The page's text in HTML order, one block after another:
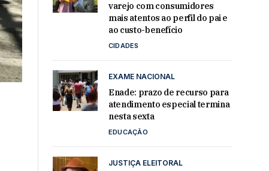
varejo com consumidores
mais atentos ao perfil do pai e
ao custo-benefício
CIDADES
EXAME NACIONAL
Enade: prazo de recurso para
atendimento especial termina
nesta sexta
EDUCAÇÃO
JUSTIÇA ELEITORAL